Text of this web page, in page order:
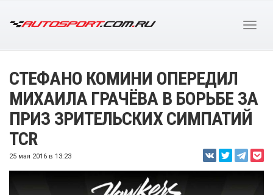
СТЕФАНО КОМИНИ ОПЕРЕДИЛ
МИХАИЛА ГРАЧЁВА В БОРЬБЕ ЗА
ПРИЗ ЗРИТЕЛЬСКИХ СИМПАТИЙ
TCR
25 мая 2016 в 13:23